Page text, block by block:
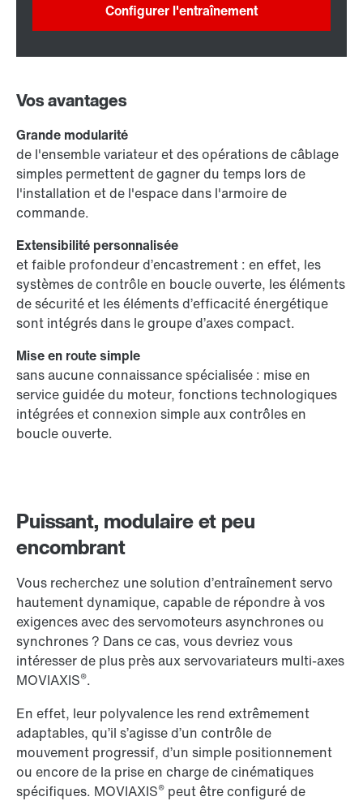
Puissant, modulaire et peu
encombrant
Vous recherchez une solution d’entraînement servo
hautement dynamique, capable de répondre à vos
exigences avec des servomoteurs asynchrones ou
synchrones ? Dans ce cas, vous devriez vous
intéresser de plus près aux servovariateurs multi-axes
MOVIAXIS®.
En effet, leur polyvalence les rend extrêmement
adaptables, qu’il s’agisse d’un contrôle de
mouvement progressif, d’un simple positionnement
ou encore de la prise en charge de cinématiques
spécifiques. MOVIAXIS® peut être configuré de
Configurer l'entraînement
Vos avantages
Grande modularité
de l'ensemble variateur et des opérations de câblage
simples permettent de gagner du temps lors de
l'installation et de l'espace dans l'armoire de
commande.
Extensibilité personnalisée
et faible profondeur d’encastrement : en effet, les
systèmes de contrôle en boucle ouverte, les éléments
de sécurité et les éléments d’efficacité énergétique
sont intégrés dans le groupe d’axes compact.
Mise en route simple
sans aucune connaissance spécialisée : mise en
service guidée du moteur, fonctions technologiques
intégrées et connexion simple aux contrôles en
boucle ouverte.